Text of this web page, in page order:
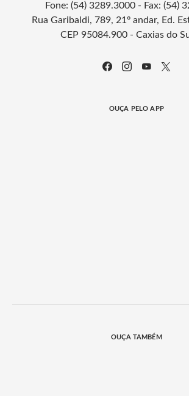
Fone: (54) 3289.3000 - Fax: (54)
Rua Garibaldi, 789, 21º andar, Ed.
CEP 95084.900 - Caxias do
OUÇA PELO APP
OUÇA TAMBÉM